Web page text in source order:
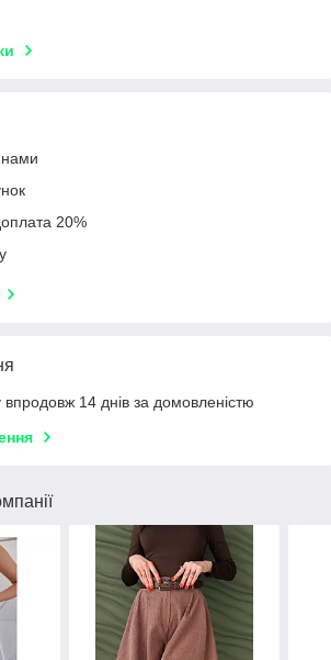
20%
14 днів за домовленістю